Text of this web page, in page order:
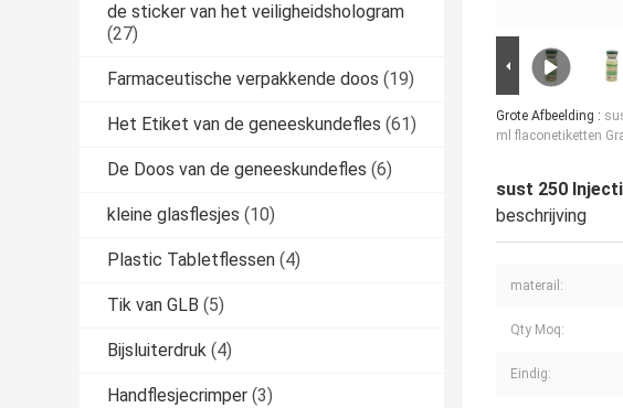
de sticker van het veiligheidshologram
(27)
Farmaceutische verpakkende doos (19)
Het Etiket van de geneeskundefles (61)
De Doos van de geneeskundefles (6)
kleine glasflesjes (10)
Plastic Tabletflessen (4)
Tik van GLB (5)
Bijsluiterdruk (4)
Handflesjecrimper (3)
Grote Afbeelding :
ml flaconetiketten
sust 250
beschrijving
materail:
Qty Moq:
Eindig: